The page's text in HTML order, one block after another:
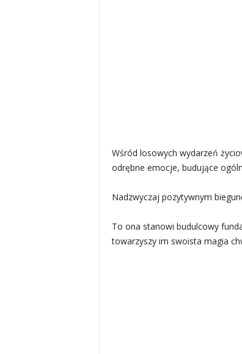
Wśród losowych wydarzeń
odrębne emocje, budujące
Nadzwyczaj pozytywnym
To ona stanowi budulcowy
towarzyszy im swoista magia